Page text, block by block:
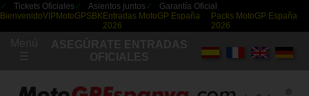
Tickets Oficiales Asientos juntos
Garantía Oficial
BienvenidoVIP MotoGPSBKEntradas MotoGP España
2026
Packs MotoGP España
2026